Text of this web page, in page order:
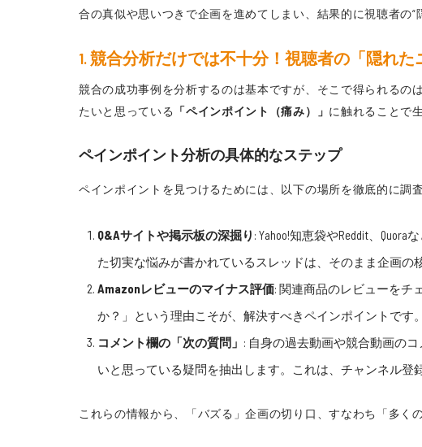
合の真似や思いつきで企画を進めてしまい、結果的に視聴者の“
1. 競合分析だけでは不十分！視聴者の「隠れ
競合の成功事例を分析するのは基本ですが、そこで得られるの
たいと思っている 「ペインポイント（痛み）」 に触れることで
ペインポイント分析の具体的なステップ
ペインポイントを見つけるためには、以下の場所を徹底的に調査
Q&Aサイトや掲示板の深掘り : Yahoo!知恵袋やReddit、
た切実な悩みが書かれているスレッドは、そのまま企画の
Amazonレビューのマイナス評価: 関連商品のレビューをチ
か？」という理由こそが、解決すべきペインポイントです。
コメント欄の「次の質問」 : 自身の過去動画や競合動画の
いと思っている疑問を抽出します。これは、チャンネル登
これらの情報から、「バズる」企画の切り口、すなわち「多く